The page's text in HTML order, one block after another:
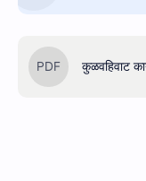
कुळवहिवाट